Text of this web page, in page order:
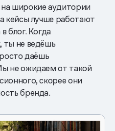
широкие аудитории
кейсы лучше работают
блог. Когда
ты не ведёшь
даёшь
не ожидаем от такой
скорее они
бренда.